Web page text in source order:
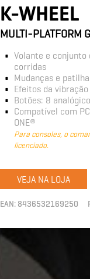
K-WHEEL
MULTI-PLATFORM
Volante e conjunto
corridas
Mudanças e
Efeitos da
Botões: 8
Compatível com
ONE®
Para consoles, o
licenciado.
VEJA NA LOJA
EAN: 8436532169250